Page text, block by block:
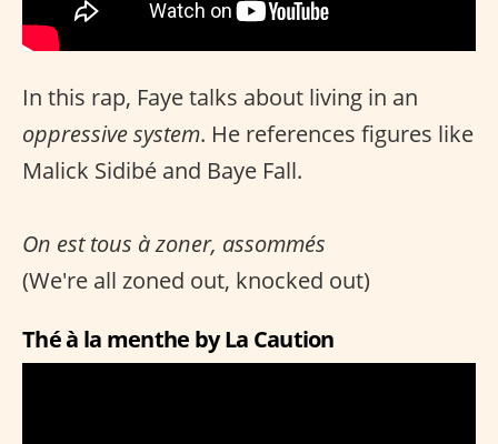
In this rap, Faye talks about living in an
oppressive system. He references figures like
Malick Sidibé and Baye Fall.
On est tous à zoner, assommés
(We're all zoned out, knocked out)
Thé à la menthe by La Caution